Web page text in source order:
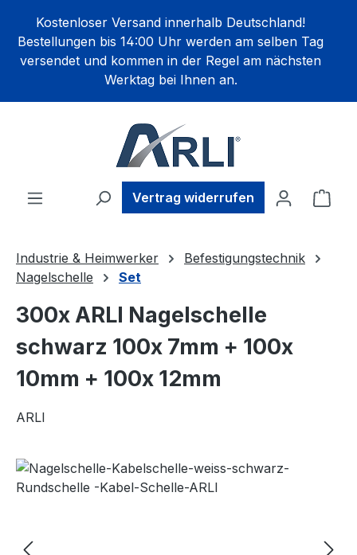
springen
Kostenloser Versand innerhalb Deutschland!
Bestellungen bis 14:00 Uhr werden am selben Tag
versendet und kommen in der Regel am nächsten
Werktag bei Ihnen an.
Vertrag widerrufen
Industrie & Heimwerker
Befestigungstechnik
Nagelschelle
Set
300x ARLI Nagelschelle
schwarz 100x 7mm + 100x
10mm + 100x 12mm
ARLI
Bildergalerie überspringen